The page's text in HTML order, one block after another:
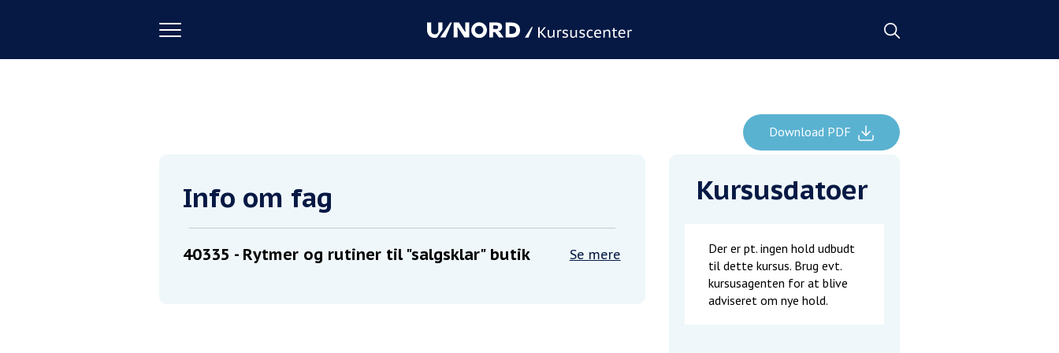
Toggle
Download PDF
Info om fag
40335 - Rytmer og rutiner til "salgsklar" butik Se mere
Kursusdatoer
Der er pt. ingen hold udbudt
til dette kursus. Brug evt.
kursusagenten for at blive
adviseret om nye hold.